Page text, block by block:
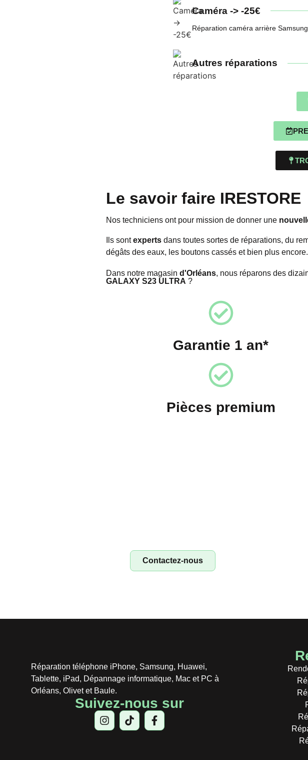
Caméra -> -25€
Réparation caméra arrière
Autres réparations
Le savoir faire IRESTORE
Nos techniciens ont pour mission de donner une
Ils sontexpertsdans toutes sortes de réparations, du
dégâts des eaux, les boutons cassés et bien plus encore.
Dans notre magasin d'Orléans, nous réparons des
GALAXY S23 ULTRA ?
Garantie 1 an*
Pièces premium
Contactez-nous
Réparation téléphone iPhone, Samsung, Huawei,
Tablette, iPad, Dépannage informatique, Mac et PC à
Orléans, Olivet et Baule.
Suivez-nous sur